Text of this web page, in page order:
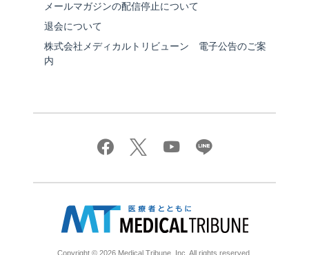
メールマガジンの配信停止について
退会について
株式会社メディカルトリビューン 電子公告のご案
内
Copyright © 2026 Medical Tribune, Inc. All rights reserved.